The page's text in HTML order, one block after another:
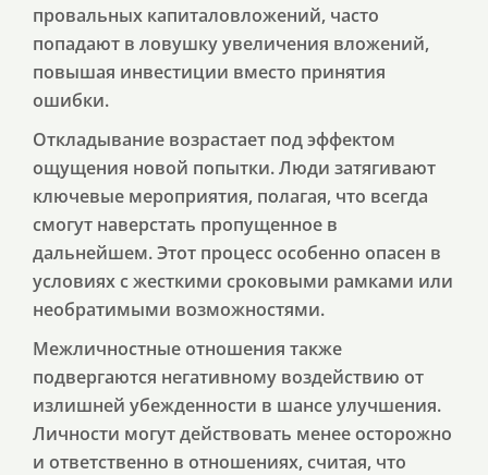
провальных капиталовложений, часто
попадают в ловушку увеличения вложений,
повышая инвестиции вместо принятия
ошибки.
Откладывание возрастает под эффектом
ощущения новой попытки. Люди затягивают
ключевые мероприятия, полагая, что всегда
смогут наверстать пропущенное в
дальнейшем. Этот процесс особенно опасен в
условиях с жесткими сроковыми рамками или
необратимыми возможностями.
Межличностные отношения также
подвергаются негативному воздействию от
излишней убежденности в шансе улучшения.
Личности могут действовать менее осторожно
и ответственно в отношениях, считая, что